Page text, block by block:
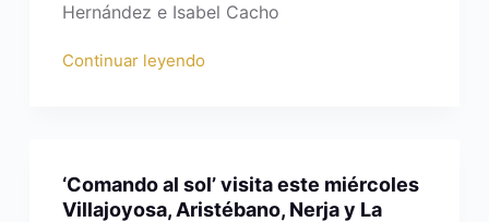
Hernández e Isabel Cacho
Continuar leyendo
‘Comando al sol’ visita este miércoles
Villajoyosa, Aristébano, Nerja y La